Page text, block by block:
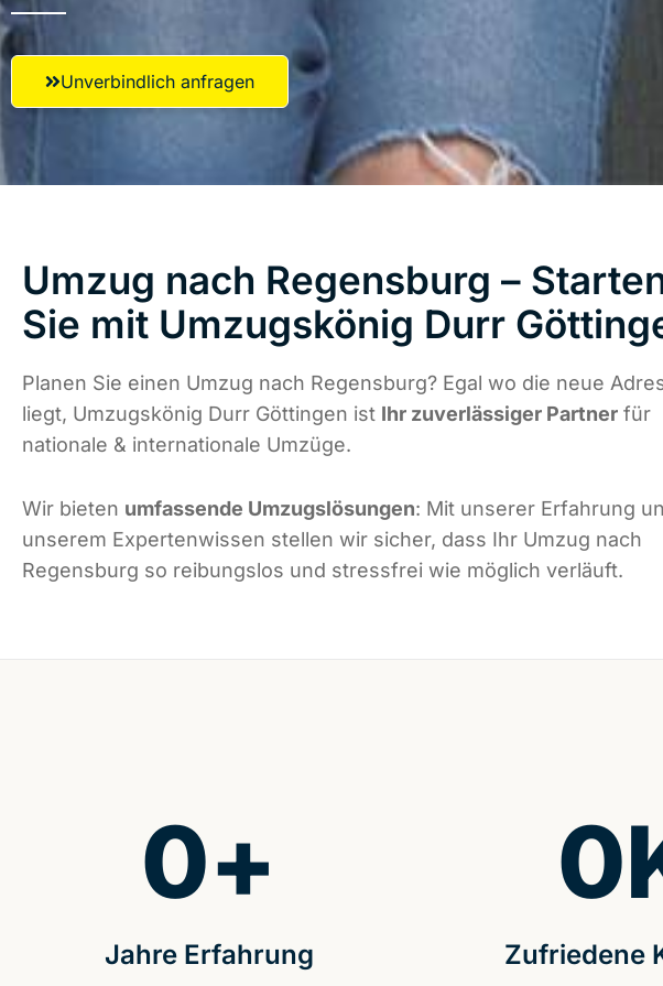
Unverbindlich anfragen
Umzug nach Regensburg –
Sie mit Umzugskönig Durr
Planen Sie einen Umzug nach Regensburg? Egal wo die neue
liegt, Umzugskönig Durr Göttingen ist Ihr zuverlässiger Partner für
nationale & internationale Umzüge.
Wir bieten umfassende Umzugslösungen: Mit unserer Erfahrung
unserem Expertenwissen stellen wir sicher, dass Ihr Umzug nach
Regensburg so reibungslos und stressfrei wie möglich verläuft.
Jahre Erfahrung
0+
Zufriedene
0